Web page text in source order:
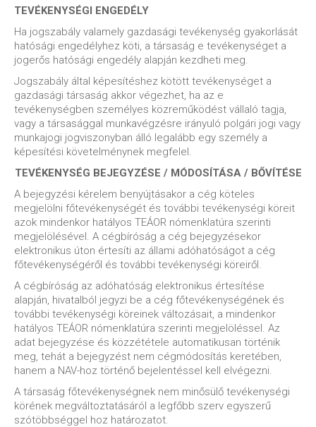
TEVÉKENYSÉGI ENGEDÉLY
Ha jogszabály valamely gazdasági tevékenység gyakorlását
hatósági engedélyhez köti, a társaság e tevékenységet a
jogerős hatósági engedély alapján kezdheti meg.
Jogszabály által képesítéshez kötött tevékenységet a
gazdasági társaság akkor végezhet, ha az e
tevékenységben személyes közreműködést vállaló tagja,
vagy a társasággal munkavégzésre irányuló polgári jogi vagy
munkajogi jogviszonyban álló legalább egy személy a
képesítési követelménynek megfelel.
TEVÉKENYSÉG BEJEGYZÉSE / MÓDOSÍTÁSA / BŐVÍTÉSE
A bejegyzési kérelem benyújtásakor a cég köteles
megjelölni főtevékenységét és további tevékenységi köreit
azok mindenkor hatályos TEÁOR nómenklatúra szerinti
megjelölésével. A cégbíróság a cég bejegyzésekor
elektronikus úton értesíti az állami adóhatóságot a cég
főtevékenységéről és további tevékenységi köreiről.
A cégbíróság az adóhatóság elektronikus értesítése
alapján, hivatalból jegyzi be a cég főtevékenységének és
további tevékenységi köreinek változásait, a mindenkor
hatályos TEÁOR nómenklatúra szerinti megjelöléssel. Az
adat bejegyzése és közzététele automatikusan történik
meg, tehát a bejegyzést nem cégmódosítás keretében,
hanem a NAV-hoz történő bejelentéssel kell elvégezni.
A társaság főtevékenységnek nem minősülő tevékenységi
körének megváltoztatásáról a legfőbb szerv egyszerű
szótöbbséggel hoz határozatot.